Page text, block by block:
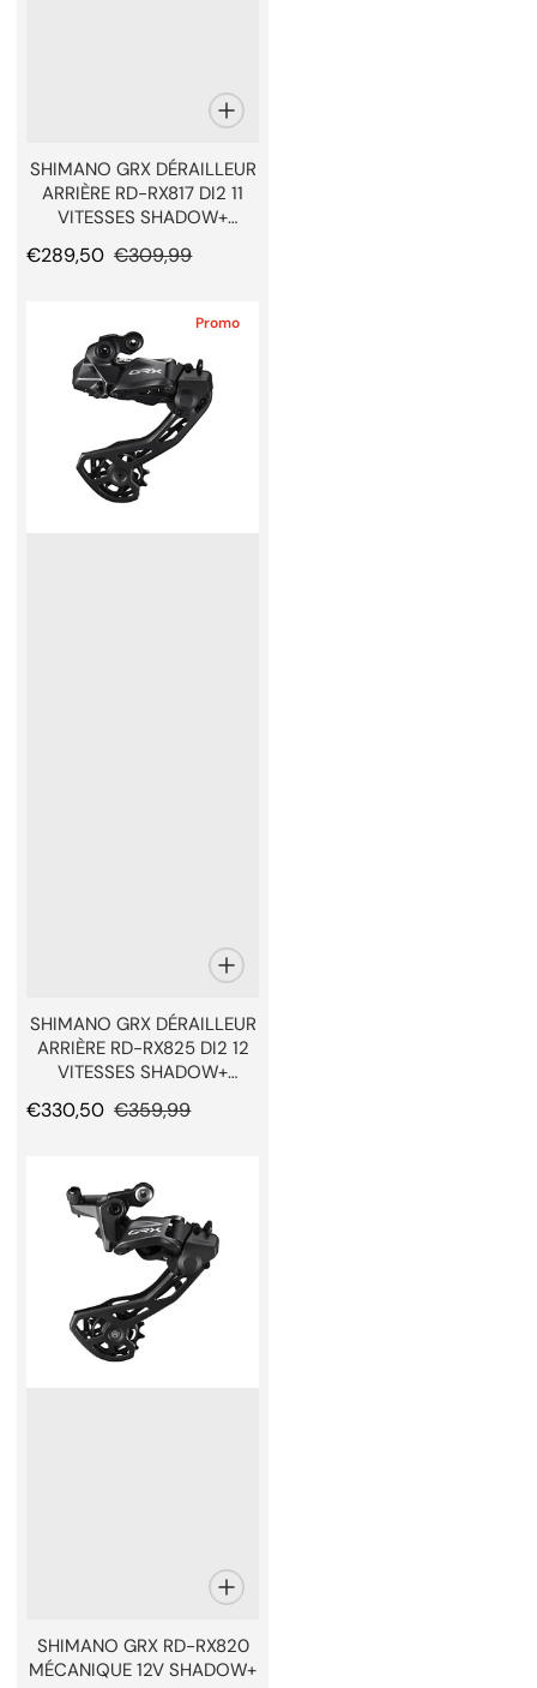
SHIMANO GRX DÉRAILLEUR
ARRIÈRE RD-RX817 DI2 11
VITESSES SHADOW+
Prix promotionnel
€289,50 Prix normal
€309,99
Promo
SHIMANO GRX DÉRAILLEUR
ARRIÈRE RD-RX825 DI2 12
VITESSES SHADOW+
Prix promotionnel
€330,50 Prix normal
€359,99
SHIMANO GRX RD-RX820
MÉCANIQUE 12V SHADOW+